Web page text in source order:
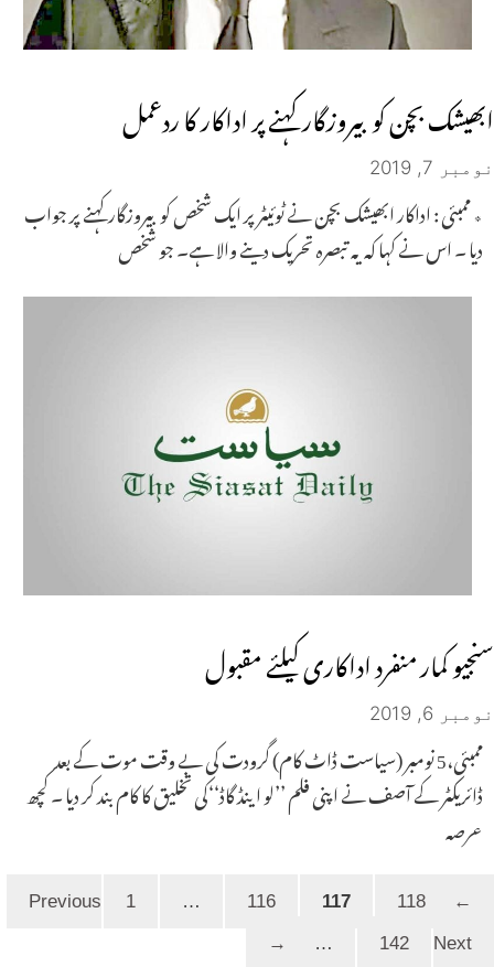
ابھیشک بچن کو بیروزگار کہنے پر اداکار کا ردعمل
نومبر 7, 2019
٭ ممبئی : اداکار ابھیشک بچن نے ٹوئیٹر پر ایک شخص کو بیروزگار کہنے پر جواب
دیا ۔ اس نے کہا کہ یہ تبصرہ تحریک دینے والا ہے۔ جو شخص
سنجیو کمار منفرد اداکاری کیلئے مقبول
نومبر 6, 2019
ممبئی،5 نومبر (سیاست ڈاٹ کام) گرودت کی بے وقت موت کے بعد
ڈائریکٹر کے آصف نے اپنی فلم ’’لو اینڈ گاڈ‘‘کی تخلیق کا کام بند کر دیا ۔ کچھ
عرصہ
←
Page 1 … 116 117
118
…
142 Next
→